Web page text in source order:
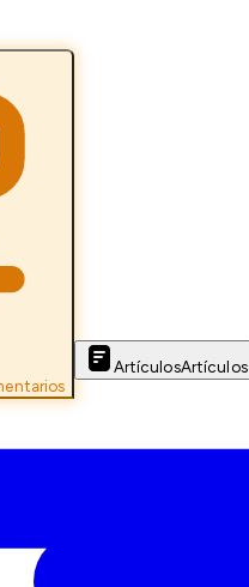
ArtículosArtículos